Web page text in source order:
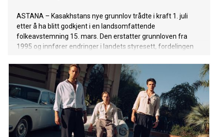
ASTANA – Kasakhstans nye grunnlov trådte i kraft 1. juli
etter å ha blitt godkjent i en landsomfattende
folkeavstemning 15. mars. Den erstatter grunnloven fra
1995 og innfører endringer i landets styresett, fordelingen
offentlige institusjonene.